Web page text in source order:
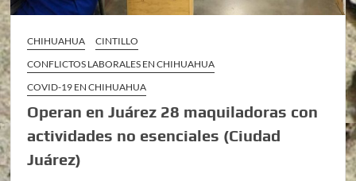
CHIHUAHUA
CINTILLO
CONFLICTOS LABORALES EN CHIHUAHUA
COVID-19 EN CHIHUAHUA
Operan en Juárez 28 maquiladoras con
actividades no esenciales (Ciudad
Juárez)